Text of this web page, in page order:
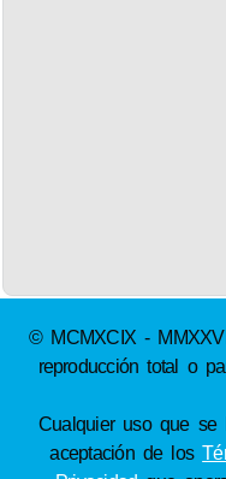
© MCMXCIX -
reproducción total o
Cualquier uso que se
aceptación de los